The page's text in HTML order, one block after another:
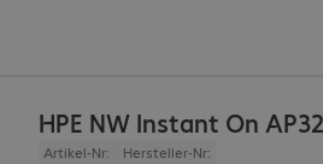
HPE NW Instant On
Artikel-Nr:
Hersteller-Nr: